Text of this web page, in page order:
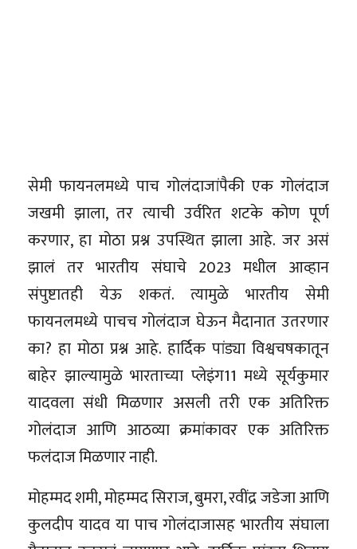
सेमी फायनलमध्ये पाच गोलंदाजांपैकी एक गोलंदाज
जखमी झाला, तर त्याची उर्वरित शटके कोण पूर्ण
करणार, हा मोठा प्रश्न उपस्थित झाला आहे. जर असं
झालं तर भारतीय संघाचे 2023 मधील आव्हान
संपुष्टातही येऊ शकतं. त्यामुळे भारतीय सेमी
फायनलमध्ये पाचच गोलंदाज घेऊन मैदानात उतरणार
का? हा मोठा प्रश्न आहे. हार्दिक पांड्या विश्वचषकातून
बाहेर झाल्यामुळे भारताच्या प्लेइंग11 मध्ये सूर्यकुमार
यादवला संधी मिळणार असली तरी एक अतिरिक्त
गोलंदाज आणि आठव्या क्रमांकावर एक अतिरिक्त
फलंदाज मिळणार नाही.
मोहम्मद शमी, मोहम्मद सिराज, बुमरा, रवींद्र जडेजा आणि
कुलदीप यादव या पाच गोलंदाजासह भारतीय संघाला